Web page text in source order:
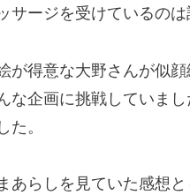
サージを受けているのは
が得意な大野さんが似
な企画に挑戦していま
た。
あらしを見ていた感想